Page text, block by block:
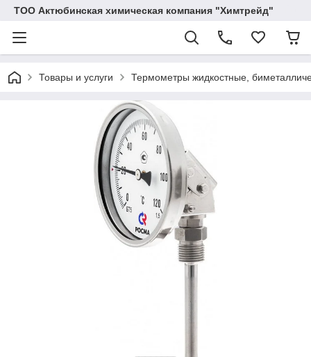
ТОО Актюбинская химическая компания "Химтрейд"
Товары и услуги Термометры жидкостные,